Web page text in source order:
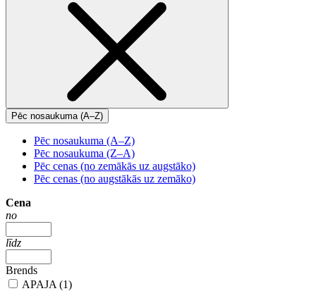
Pēc nosaukuma (A–Z)
Pēc nosaukuma (A–Z)
Pēc nosaukuma (Z–A)
Pēc cenas (no zemākās uz augstāko)
Pēc cenas (no augstākās uz zemāko)
Cena
no
līdz
Brends
APAJA (1)